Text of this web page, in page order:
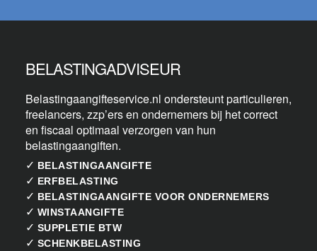
BELASTINGADVISEUR
Belastingaangifteservice.nl ondersteunt particulieren,
freelancers, zzp’ers en ondernemers bij het correct
en fiscaal optimaal verzorgen van hun
belastingaangiften.
✓ BELASTINGAANGIFTE
✓ ERFBELASTING
✓ BELASTINGAANGIFTE VOOR ONDERNEMERS
✓ WINSTAANGIFTE
✓ SUPPLETIE BTW
✓ SCHENKBELASTING